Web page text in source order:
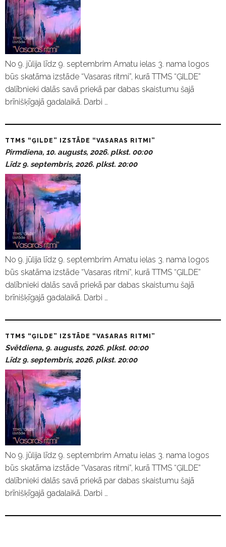
No 9. jūlija līdz 9. septembrim Amatu ielas 3. nama logos
būs skatāma izstāde “Vasaras ritmi”, kurā TTMS “ĢILDE”
dalībnieki dalās savā priekā par dabas skaistumu šajā
brīnišķīgajā gadalaikā. Darbi …
TTMS “ĢILDE” IZSTĀDE “VASARAS RITMI”
Pirmdiena, 10. augusts, 2026. plkst. 00:00
Līdz 9. septembris, 2026. plkst. 20:00
No 9. jūlija līdz 9. septembrim Amatu ielas 3. nama logos
būs skatāma izstāde “Vasaras ritmi”, kurā TTMS “ĢILDE”
dalībnieki dalās savā priekā par dabas skaistumu šajā
brīnišķīgajā gadalaikā. Darbi …
TTMS “ĢILDE” IZSTĀDE “VASARAS RITMI”
Svētdiena, 9. augusts, 2026. plkst. 00:00
Līdz 9. septembris, 2026. plkst. 20:00
No 9. jūlija līdz 9. septembrim Amatu ielas 3. nama logos
būs skatāma izstāde “Vasaras ritmi”, kurā TTMS “ĢILDE”
dalībnieki dalās savā priekā par dabas skaistumu šajā
brīnišķīgajā gadalaikā. Darbi …